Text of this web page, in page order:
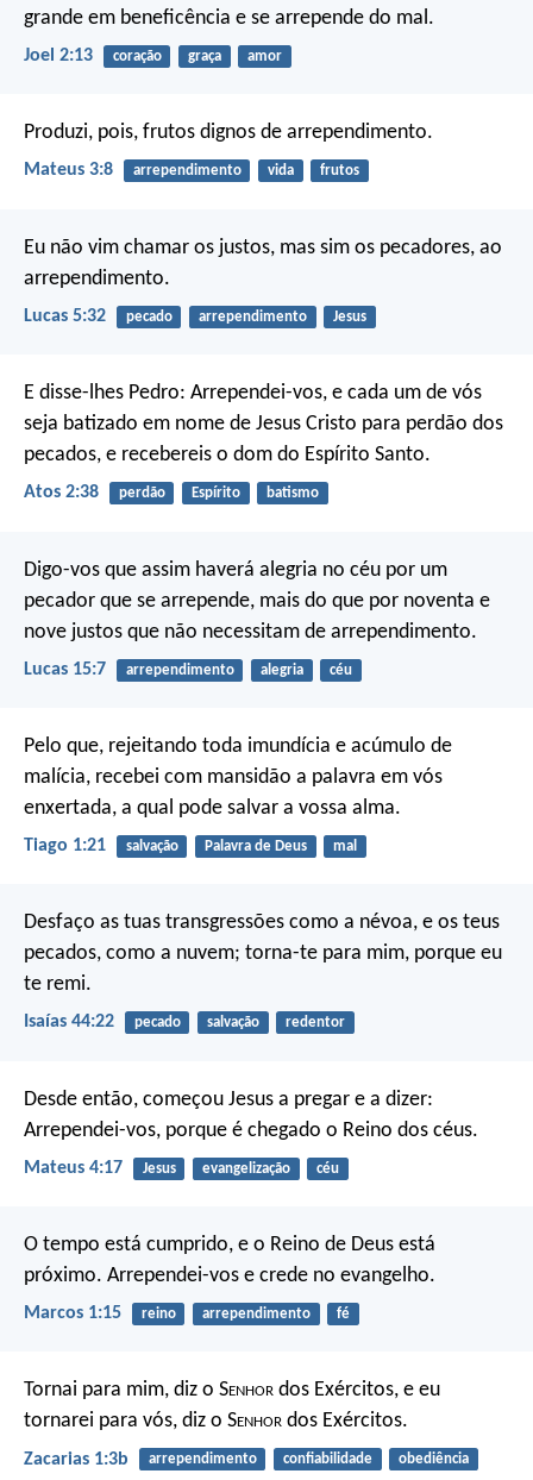
grande em beneficência e se arrepende do mal.
Joel 2:13 coração graça amor
Produzi, pois, frutos dignos de arrependimento.
Mateus 3:8 arrependimento vida frutos
Eu não vim chamar os justos, mas sim os pecadores, ao
arrependimento.
Lucas 5:32 pecado arrependimento Jesus
E disse-lhes Pedro: Arrependei-vos, e cada um de vós
seja batizado em nome de Jesus Cristo para perdão dos
pecados, e recebereis o dom do Espírito Santo.
Atos 2:38 perdão Espírito batismo
Digo-vos que assim haverá alegria no céu por um
pecador que se arrepende, mais do que por noventa e
nove justos que não necessitam de arrependimento.
Lucas 15:7 arrependimento alegria céu
Pelo que, rejeitando toda imundícia e acúmulo de
malícia, recebei com mansidão a palavra em vós
enxertada, a qual pode salvar a vossa alma.
Tiago 1:21 salvação Palavra de Deus mal
Desfaço as tuas transgressões como a névoa, e os teus
pecados, como a nuvem; torna-te para mim, porque eu
te remi.
Isaías 44:22 pecado salvação redentor
Desde então, começou Jesus a pregar e a dizer:
Arrependei-vos, porque é chegado o Reino dos céus.
Mateus 4:17 Jesus evangelização céu
O tempo está cumprido, e o Reino de Deus está
próximo. Arrependei-vos e crede no evangelho.
Marcos 1:15 reino arrependimento fé
Tornai para mim, diz o Senhor dos Exércitos, e eu
tornarei para vós, diz o Senhor dos Exércitos.
Zacarias 1:3b arrependimento confiabilidade obediência